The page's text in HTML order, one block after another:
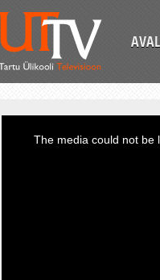
The media could not be